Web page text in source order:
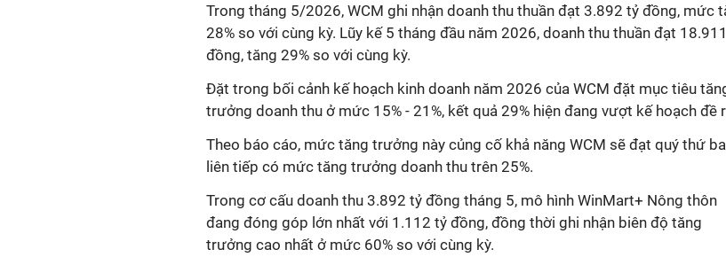
Trong tháng 5/2026, WCM ghi nhận doanh thu thuần đạt 3.892 tỷ đồng, mức
28% so với cùng kỳ. Lũy kế 5 tháng đầu năm 2026, doanh thu thuần đạt
đồng, tăng 29% so với cùng kỳ.
Đặt trong bối cảnh kế hoạch kinh doanh năm 2026 của WCM đặt mục tiêu
trưởng doanh thu ở mức 15% - 21%, kết quả 29% hiện đang vượt kế hoạch đề
Theo báo cáo, mức tăng trưởng này củng cố khả năng WCM sẽ đạt quý thứ ba
liên tiếp có mức tăng trưởng doanh thu trên 25%.
Trong cơ cấu doanh thu 3.892 tỷ đồng tháng 5, mô hình WinMart+ Nông thôn
đang đóng góp lớn nhất với 1.112 tỷ đồng, đồng thời ghi nhận biên độ tăng
trưởng cao nhất ở mức 60% so với cùng kỳ.